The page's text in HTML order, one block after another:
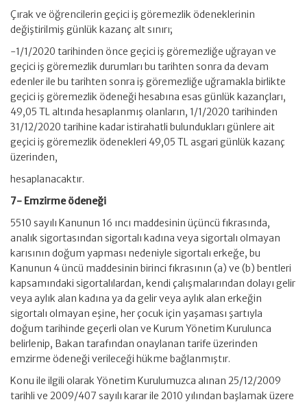
Çırak ve öğrencilerin geçici iş göremezlik ödeneklerinin
değiştirilmiş günlük kazanç alt sınırı;
-1/1/2020 tarihinden önce geçici iş göremezliğe uğrayan ve
geçici iş göremezlik durumları bu tarihten sonra da devam
edenler ile bu tarihten sonra iş göremezliğe uğramakla birlikte
geçici iş göremezlik ödeneği hesabına esas günlük kazançları,
49,05 TL altında hesaplanmış olanların, 1/1/2020 tarihinden
31/12/2020 tarihine kadar istirahatli bulundukları günlere ait
geçici iş göremezlik ödenekleri 49,05 TL asgari günlük kazanç
üzerinden,
hesaplanacaktır.
7- Emzirme ödeneği
5510 sayılı Kanunun 16 ıncı maddesinin üçüncü fıkrasında,
analık sigortasından sigortalı kadına veya sigortalı olmayan
karısının doğum yapması nedeniyle sigortalı erkeğe, bu
Kanunun 4 üncü maddesinin birinci fıkrasının (a) ve (b) bentleri
kapsamındaki sigortalılardan, kendi çalışmalarından dolayı gelir
veya aylık alan kadına ya da gelir veya aylık alan erkeğin
sigortalı olmayan eşine, her çocuk için yaşaması şartıyla
doğum tarihinde geçerli olan ve Kurum Yönetim Kurulunca
belirlenip, Bakan tarafından onaylanan tarife üzerinden
emzirme ödeneği verileceği hükme bağlanmıştır.
Konu ile ilgili olarak Yönetim Kurulumuzca alınan 25/12/2009
tarihli ve 2009/407 sayılı karar ile 2010 yılından başlamak üzere